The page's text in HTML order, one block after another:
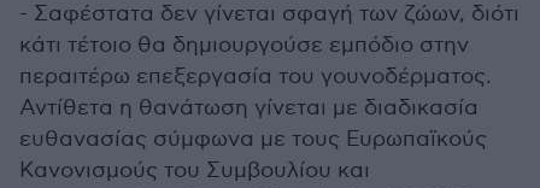
- Σαφέστατα δεν γίνεται σφαγή των ζώων, διότι
κάτι τέτοιο θα δημιουργούσε εμπόδιο στην
περαιτέρω επεξεργασία του γουνοδέρματος.
Αντίθετα η θανάτωση γίνεται με διαδικασία
ευθανασίας σύμφωνα με τους Ευρωπαϊκούς
Κανονισμούς του Συμβουλίου και